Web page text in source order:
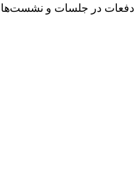
دفعات در جلسات و